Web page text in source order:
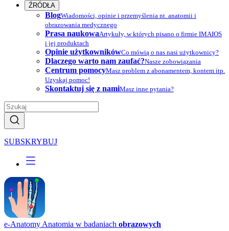
ŹRÓDŁA
BlogWiadomości, opinie i przemyślenia nt. anatomii i
obrazowania medycznego
Prasa naukowaArtykuły, w których pisano o firmie IMAIOS
i jej produktach
Opinie użytkownikówCo mówią o nas nasi użytkownicy?
Dlaczego warto nam zaufać?Nasze zobowiązania
Centrum pomocyMasz problem z abonamentem, kontem itp.
Uzyskaj pomoc!
Skontaktuj się z namiMasz inne pytania?
SUBSKRYBUJ
e-Anatomy Anatomia w badaniach obrazowych